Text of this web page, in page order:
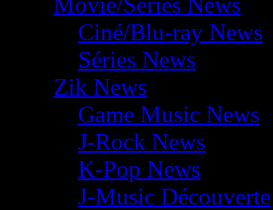
Ciné/Blu-ray News
Séries News
Zik News
Game Music News
J-Rock News
K-Pop News
J-Music Découverte